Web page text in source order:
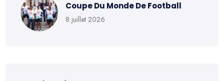
Coupe Du Monde De Football
8 juillet 2026